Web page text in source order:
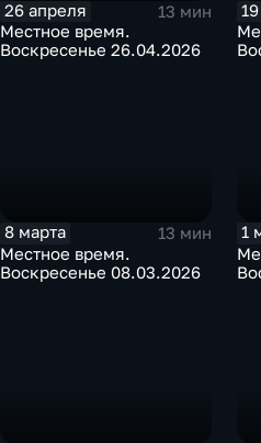
26 апреля
13 мин
Местное время.
Воскресенье 26.04.2026
8 марта
13 мин
Местное время.
Воскресенье 08.03.2026
1